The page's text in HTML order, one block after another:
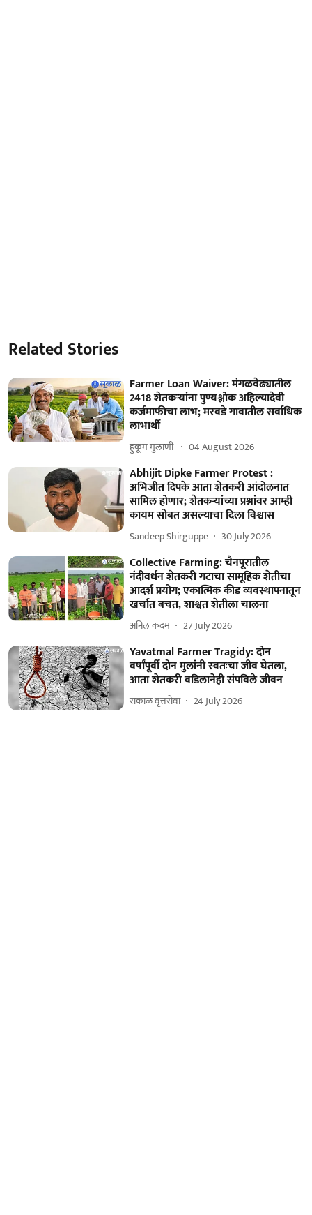
Related Stories
Farmer Loan Waiver: मंगळवेढ्यातील
2418 शेतकऱ्यांना पुण्यश्लोक अहिल्यादेवी
कर्जमाफीचा लाभ; मरवडे गावातील सर्वाधिक
लाभार्थी
हुकूम मुलाणी ​ 04 August 2026
Abhijit Dipke Farmer Protest :
अभिजीत दिपके आता शेतकरी आंदोलनात
सामिल होणार; शेतकऱ्यांच्या प्रश्नांवर आम्ही
कायम सोबत असल्याचा दिला विश्वास
Sandeep Shirguppe 30 July 2026
Collective Farming: चैनपूरातील
नंदीवर्धन शेतकरी गटाचा सामूहिक शेतीचा
आदर्श प्रयोग; एकात्मिक कीड व्यवस्थापनातून
खर्चात बचत, शाश्वत शेतीला चालना
अनिल कदम 27 July 2026
Yavatmal Farmer Tragidy: दोन
वर्षांपूर्वी दोन मुलांनी स्वतःचा जीव घेतला,
आता शेतकरी वडिलानेही संपविले जीवन
सकाळ वृत्तसेवा 24 July 2026